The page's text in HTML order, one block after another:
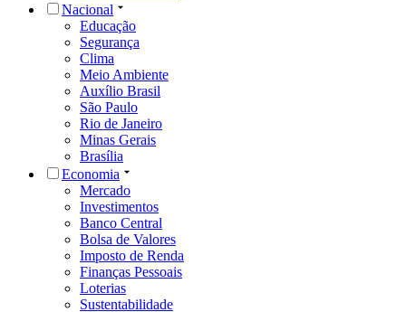
Nacional
Educação
Segurança
Clima
Meio Ambiente
Auxílio Brasil
São Paulo
Rio de Janeiro
Minas Gerais
Brasília
Economia
Mercado
Investimentos
Banco Central
Bolsa de Valores
Imposto de Renda
Finanças Pessoais
Loterias
Sustentabilidade